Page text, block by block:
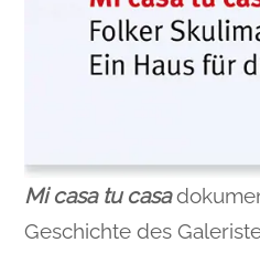
Mi casa tu casa
Geschichte des